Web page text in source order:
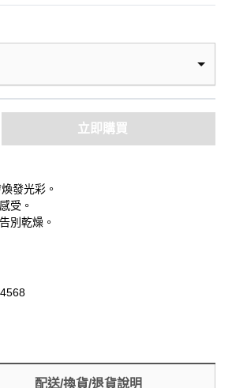
立即購買
發光彩。
受。
別乾燥。
配送/換貨/退貨說明